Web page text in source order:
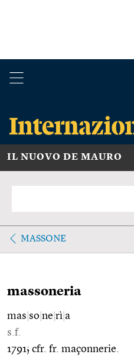
IL NUOVO DE MAURO
MASSONE
massoneria
mas so ne rì a
s.f.
1791; cfr. fr. maçonnerie.